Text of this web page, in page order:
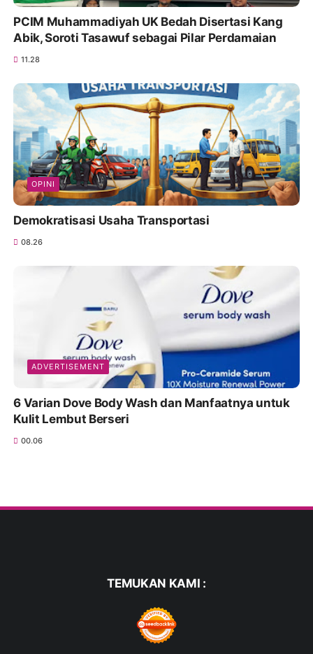
PCIM Muhammadiyah UK Bedah Disertasi Kang
Abik, Soroti Tasawuf sebagai Pilar Perdamaian
11.28
OPINI
Demokratisasi Usaha Transportasi
08.26
ADVERTISEMENT
6 Varian Dove Body Wash dan Manfaatnya untuk
Kulit Lembut Berseri
00.06
TEMUKAN KAMI :